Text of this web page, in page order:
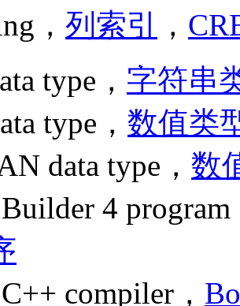
， 列索引 ，
type， 字符串
type， 数值类
data type， 数
4 program
compiler，